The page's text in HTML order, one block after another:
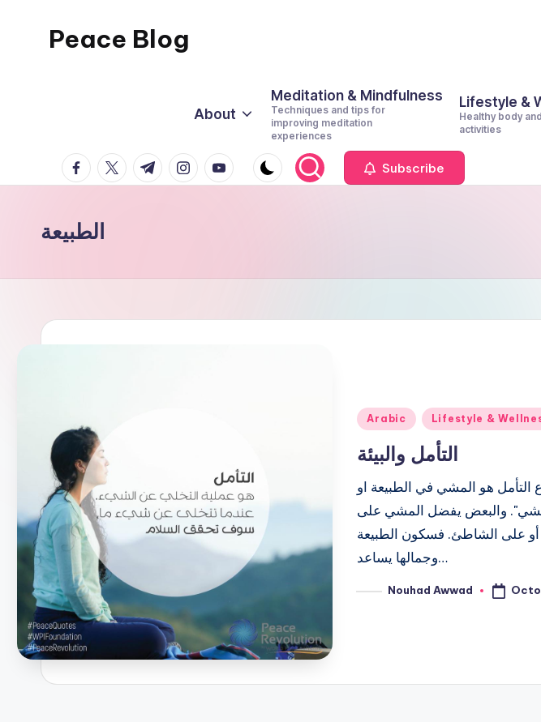
Peace Blog
This
About
Meditation & Mindfulness
Techniques and tips for
improving meditation
experiences
Lifestyle &
Healthy body
activities
facebook.com
twitter.com
t.me instagram.com
youtube.com Subscribe
الطبيعة
Posted
Arabic Lifestyle &
التأمل والبيئة
التأمل هو المشي في الطبيعة او
والبعض يفضل المشي على
على الشاطئ. فسكون الطبيعة
وجمالها يساعد…
PostedNouhad Awwad